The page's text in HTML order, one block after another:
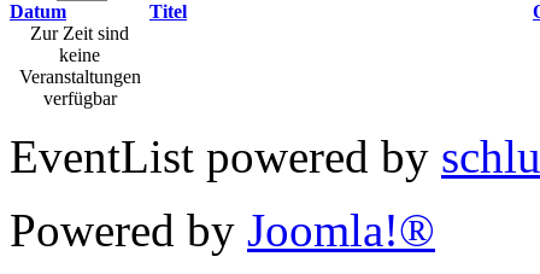
Datum
Titel
Zur Zeit sind
keine
Veranstaltungen
verfügbar
EventList powered by
Powered by Joomla!®